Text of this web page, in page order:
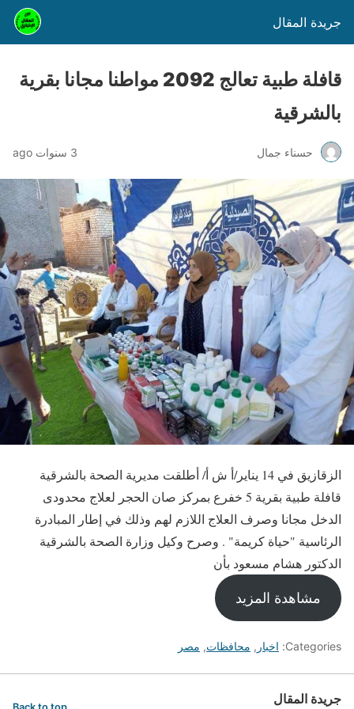
جريدة المقال
قافلة طبية تعالج 2092 مواطنا مجانا بقرية
بالشرقية
حسناء جمال 3 سنوات ago
الزقازيق في 14 يناير/أ ش أ/ أطلقت مديرية الصحة بالشرقية
قافلة طبية بقرية 5 خفرع بمركز صان الحجر لعلاج محدودى
الدخل مجانا وصرف العلاج اللازم لهم وذلك في إطار المبادرة
الرئاسية "حياة كريمة" . وصرح وكيل وزارة الصحة بالشرقية
الدكتور هشام مسعود بأن
مشاهدة المزيد
Categories: اخبار , محافظات, مصر
جريدة المقال